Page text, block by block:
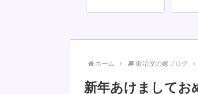
ホーム 鍛冶屋の嫁ブログ
新年あけましてお